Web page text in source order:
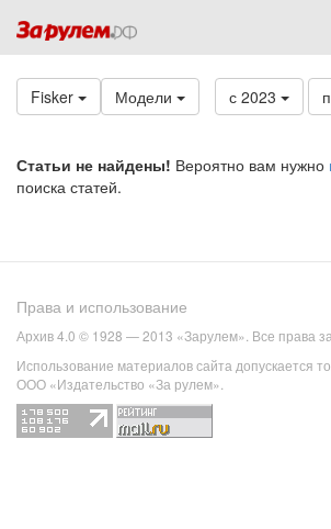
Fisker Модели с 2023
Статьи не найдены! Вероятно вам нужно
поиска статей.
Права и использование
Архив 4.0 © 1928 — 2013 «Зарулем». Все права
Использование материалов сайта допускается
ООО «Издательство «За рулем».